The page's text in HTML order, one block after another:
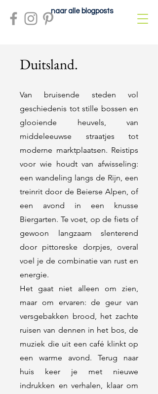
naar alle blogposts
Duitsland.
Van bruisende steden vol
geschiedenis tot stille bossen en
glooiende heuvels, van
middeleeuwse straatjes tot
moderne marktplaatsen. Reistips
voor wie houdt van afwisseling:
een wandeling langs de Rijn, een
treinrit door de Beierse Alpen, of
een avond in een knusse
Biergarten. Te voet, op de fiets of
gewoon langzaam slenterend
door pittoreske dorpjes, overal
voel je de combinatie van rust en
energie.
Het gaat niet alleen om zien,
maar om ervaren: de geur van
versgebakken brood, het zachte
ruisen van dennen in het bos, de
muziek die uit een café klinkt op
een warme avond. Terug naar
huis keer je met nieuwe
indrukken en verhalen, klaar om